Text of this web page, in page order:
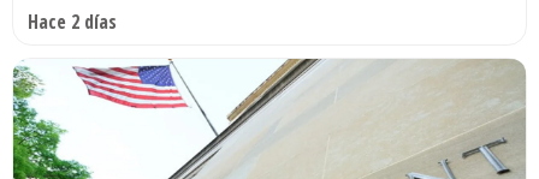
Hace 2 días